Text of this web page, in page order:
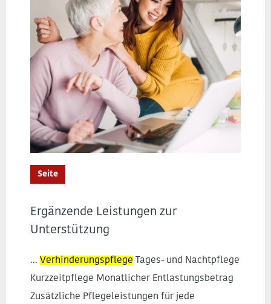
Seite
Ergänzende Leistungen zur
Unterstützung
... Verhinderungspflege Tages- und Nachtpflege
Kurzzeitpflege Monatlicher Entlastungsbetrag
Zusätzliche Pflegeleistungen für jede